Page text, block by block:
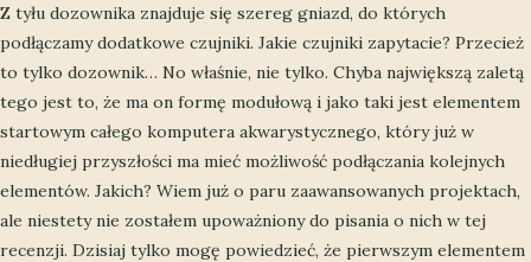
Z tyłu dozownika znajduje się szereg gniazd, do których
podłączamy dodatkowe czujniki. Jakie czujniki zapytacie? Przecież
to tylko dozownik… No właśnie, nie tylko. Chyba największą zaletą
tego jest to, że ma on formę modułową i jako taki jest elementem
startowym całego komputera akwarystycznego, który już w
niedługiej przyszłości ma mieć możliwość podłączania kolejnych
elementów. Jakich? Wiem już o paru zaawansowanych projektach,
ale niestety nie zostałem upoważniony do pisania o nich w tej
recenzji. Dzisiaj tylko mogę powiedzieć, że pierwszym elementem